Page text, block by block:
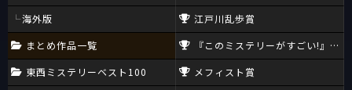
海外版
まとめ作品一覧
東西ミステリーベスト100
江戸川乱歩賞
『このミステリーがすごい!』大賞
メフィスト賞